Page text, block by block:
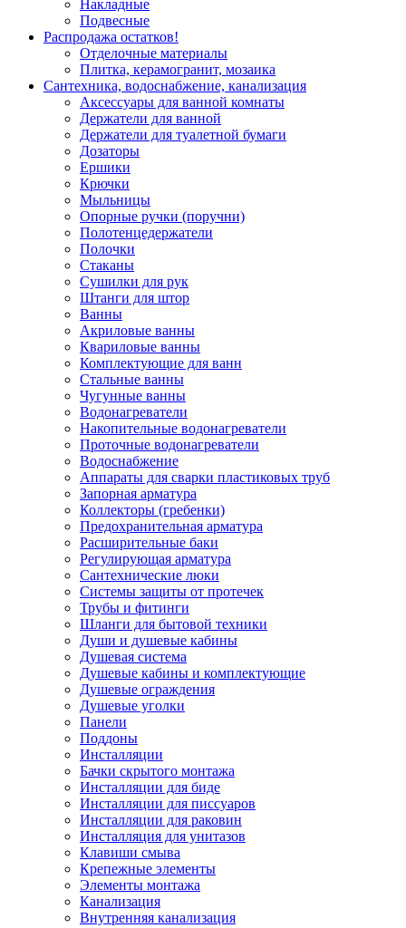
Накладные
Подвесные
Распродажа остатков!
Отделочные материалы
Плитка, керамогранит, мозаика
Сантехника, водоснабжение, канализация
Аксессуары для ванной комнаты
Держатели для ванной
Держатели для туалетной бумаги
Дозаторы
Ершики
Крючки
Мыльницы
Опорные ручки (поручни)
Полотенцедержатели
Полочки
Стаканы
Сушилки для рук
Штанги для штор
Ванны
Акриловые ванны
Квариловые ванны
Комплектующие для ванн
Стальные ванны
Чугунные ванны
Водонагреватели
Накопительные водонагреватели
Проточные водонагреватели
Водоснабжение
Аппараты для сварки пластиковых труб
Запорная арматура
Коллекторы (гребенки)
Предохранительная арматура
Расширительные баки
Регулирующая арматура
Сантехнические люки
Системы защиты от протечек
Трубы и фитинги
Шланги для бытовой техники
Души и душевые кабины
Душевая система
Душевые кабины и комплектующие
Душевые ограждения
Душевые уголки
Панели
Поддоны
Инсталляции
Бачки скрытого монтажа
Инсталляции для биде
Инсталляции для писсуаров
Инсталляции для раковин
Инсталляция для унитазов
Клавиши смыва
Крепежные элементы
Элементы монтажа
Канализация
Внутренняя канализация